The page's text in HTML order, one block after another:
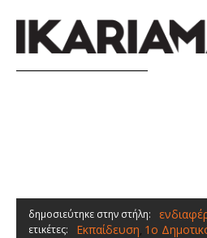
δημοσιεύτηκε στην στήλη:
ετικέτες: Εκπαίδευση, 1ο